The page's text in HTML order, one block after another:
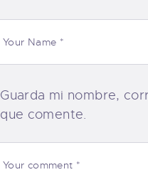
Guarda mi nombre,
que comente.